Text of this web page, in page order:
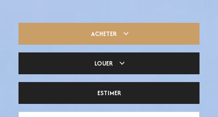
ACHETER
LOUER
ESTIMER